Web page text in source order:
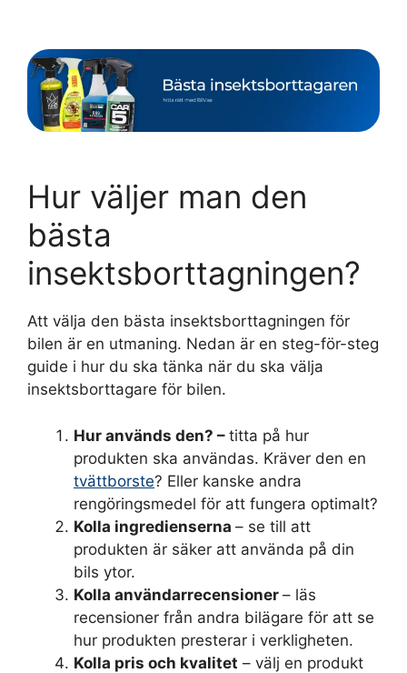
Hur väljer man den
bästa
insektsborttagningen?
Att välja den bästa insektsborttagningen för
bilen är en utmaning. Nedan är en steg-för-steg
guide i hur du ska tänka när du ska välja
insektsborttagare för bilen.
Hur används den? – titta på hur
produkten ska användas. Kräver den en
tvättborste? Eller kanske andra
rengöringsmedel för att fungera optimalt?
Kolla ingredienserna – se till att
produkten är säker att använda på din
bils ytor.
Kolla användarrecensioner – läs
recensioner från andra bilägare för att se
hur produkten presterar i verkligheten.
Kolla pris och kvalitet – välj en produkt